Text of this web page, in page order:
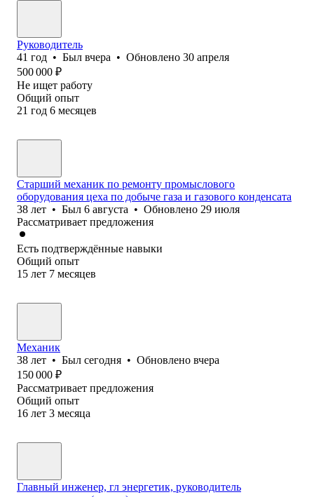
Руководитель
41 год • Был вчера • Обновлено 30 апреля
500 000 ₽
Не ищет работу
Общий опыт
21 год 6 месяцев
Старший механик по ремонту промыслового
оборудования цеха по добыче газа и газового конденсата
38 лет • Был 6 августа • Обновлено 29 июля
Рассматривает предложения
Есть подтверждённые навыки
Общий опыт
15 лет 7 месяцев
Механик
38 лет • Был сегодня • Обновлено вчера
150 000 ₽
Рассматривает предложения
Общий опыт
16 лет 3 месяца
Главный инженер, гл энергетик, руководитель